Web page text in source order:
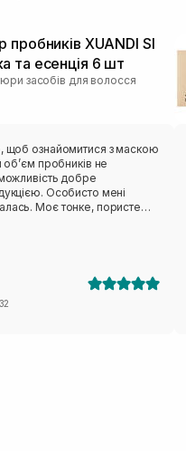
пробників XUANDI SI
та есенція 6 шт
засобів для волосся
щоб ознайомитися з маскою
обʼєм пробників не
добре
Особисто мені
Моє тонке, пористе
і в якості термозахисту